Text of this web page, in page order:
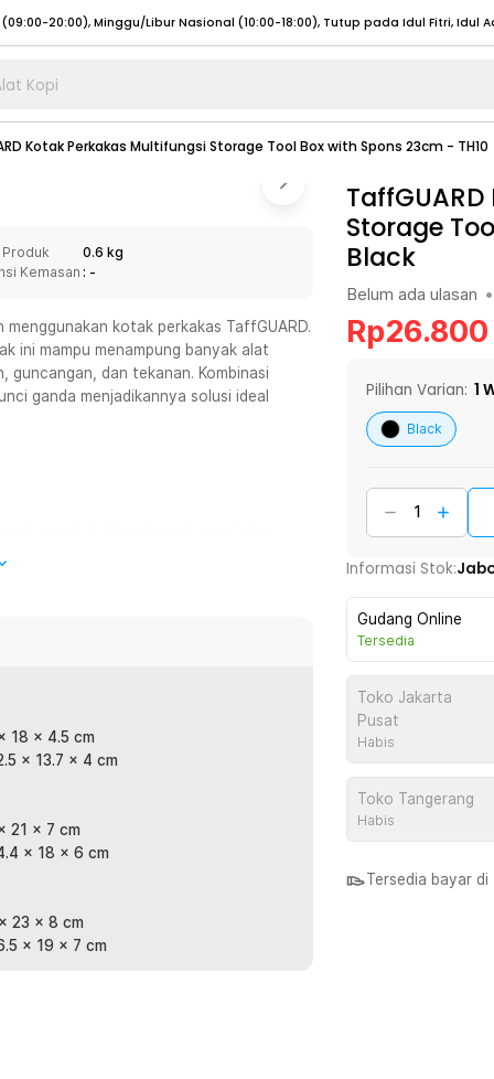
(07:00 - 20:00), Sabtu - Minggu (08:00 - 20:00), Tutup pada Idul Fitri
- 20:00), Sabtu - Minggu/ Libur Nasional (08:00 - 17:00) Selengkapnya
- 20:00), Sabtu - Minggu/ Libur Nasional (08:00 - 17:00) Selengkapnya
(09:00-20:00), Minggu/Libur Nasional (12:00-20:00), Tutup pada Idul Fitri
(09:00-20:00), Minggu/Libur Nasional (12:00-20:00), Tutup pada Idul Fitri
(07:00 - 20:00), Sabtu - Minggu (08:00 - 20:00), Tutup pada Idul Fitri
- 20:00), Sabtu - Minggu/ Libur Nasional (08:00 - 17:00) Selengkapnya
Kopi
Kotak Perkakas Multifungsi Storage Tool Box with Spons 23cm - TH10
0.6 kg
Kemasan : -
kotak perkakas TaffGUARD.
ini mampu menampung banyak alat
guncangan, dan tekanan. Kombinasi
ganda menjadikannya solusi ideal
lebih banyak barang berkat ruang
kotak perkakas ini tahan lama
Dengan spons ini, barang tetap stabil
penguncian khusus. Anda dapat
saat tertumpuk atau terjatuh.
18 x 4.5 cm
x 13.7 x 4 cm
21 x 7 cm
x 18 x 6 cm
23 x 8 cm
x 19 x 7 cm
Storage
Black
Belum ada ulasan •
Rp26.800
Pilihan Varian: 1
Black
Informasi Stok:
Gudang Online
Tersedia
Toko Jakarta
Pusat
Habis
Toko Tangerang
Habis
Tersedia bayar